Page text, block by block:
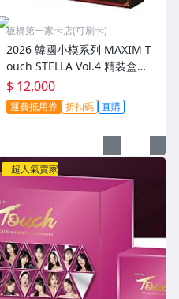
板橋第一家卡店(可刷卡)
2026 韓國小模系列 MAXIM T
ouch STELLA Vol.4 精裝盒一
盒
$ 12,000
運費抵用券 折扣碼 直購
超人氣賣家